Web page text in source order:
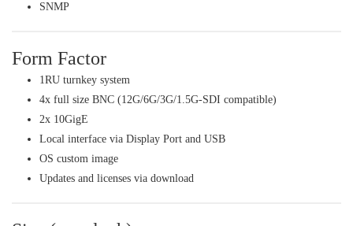
SNMP
Form Factor
1RU turnkey system
4x full size BNC (12G/6G/3G/1.5G-SDI compatible)
2x 10GigE
Local interface via Display Port and USB
OS custom image
Updates and licenses via download